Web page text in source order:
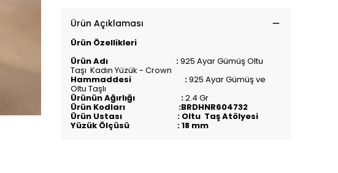
Ürün Açıklaması
Ürün Özellikleri
Ürün Adı :925 Ayar Gümüş Oltu
Taşı Kadın Yüzük - Crown
Hammaddesi :925 Ayar Gümüş ve
Oltu Taşlı
Ürünün Ağırlığı :2.4 Gr
Ürün Kodları :BRDHNR604732
Ürün Ustası : Oltu Taş Atölyesi
Yüzük Ölçüsü : 18 mm